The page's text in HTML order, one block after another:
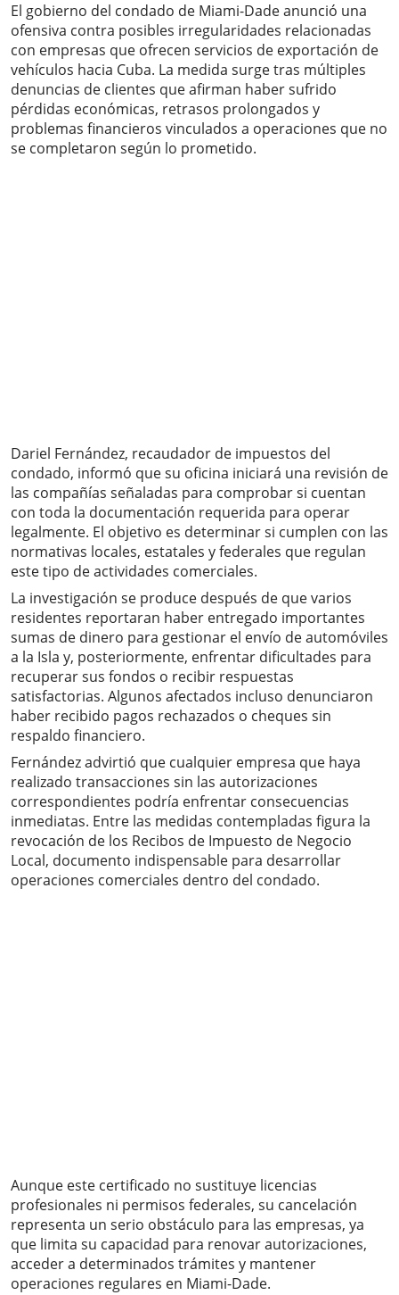
El gobierno del condado de Miami-Dade anunció una
ofensiva contra posibles irregularidades relacionadas
con empresas que ofrecen servicios de exportación de
vehículos hacia Cuba. La medida surge tras múltiples
denuncias de clientes que afirman haber sufrido
pérdidas económicas, retrasos prolongados y
problemas financieros vinculados a operaciones que no
se completaron según lo prometido.
Dariel Fernández, recaudador de impuestos del
condado, informó que su oficina iniciará una revisión de
las compañías señaladas para comprobar si cuentan
con toda la documentación requerida para operar
legalmente. El objetivo es determinar si cumplen con las
normativas locales, estatales y federales que regulan
este tipo de actividades comerciales.
La investigación se produce después de que varios
residentes reportaran haber entregado importantes
sumas de dinero para gestionar el envío de automóviles
a la Isla y, posteriormente, enfrentar dificultades para
recuperar sus fondos o recibir respuestas
satisfactorias. Algunos afectados incluso denunciaron
haber recibido pagos rechazados o cheques sin
respaldo financiero.
Fernández advirtió que cualquier empresa que haya
realizado transacciones sin las autorizaciones
correspondientes podría enfrentar consecuencias
inmediatas. Entre las medidas contempladas figura la
revocación de los Recibos de Impuesto de Negocio
Local, documento indispensable para desarrollar
operaciones comerciales dentro del condado.
Aunque este certificado no sustituye licencias
profesionales ni permisos federales, su cancelación
representa un serio obstáculo para las empresas, ya
que limita su capacidad para renovar autorizaciones,
acceder a determinados trámites y mantener
operaciones regulares en Miami-Dade.